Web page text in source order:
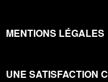
MENTIONS LÉGALES
UNE SATISFACTION